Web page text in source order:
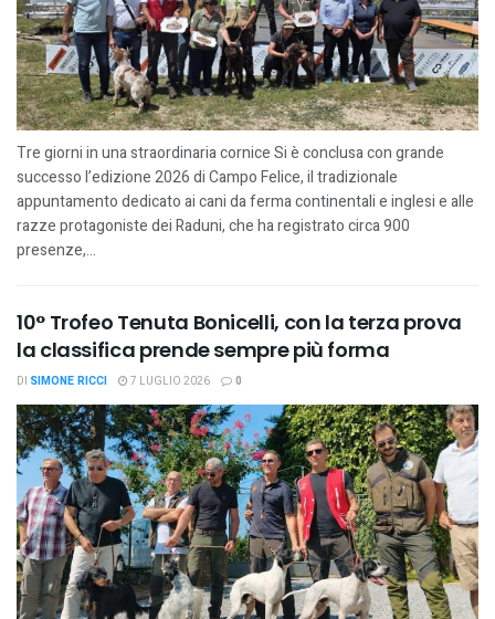
Tre giorni in una straordinaria cornice Si è conclusa con grande
successo l’edizione 2026 di Campo Felice, il tradizionale
appuntamento dedicato ai cani da ferma continentali e inglesi e alle
razze protagoniste dei Raduni, che ha registrato circa 900
presenze,...
10° Trofeo Tenuta Bonicelli, con la terza prova
la classifica prende sempre più forma
DI SIMONE RICCI 7 LUGLIO 2026 0